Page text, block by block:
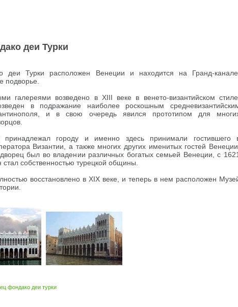
деи Турки
деи Турки расположен Венеции и находится на Гранд-
подворье.
галереями возведено в XIII веке в венето-византийском
в подражание наиболее роскошным
и в свою очередь явился прототипом для
принадлежал городу и именно здесь принимали гостившего
Византии, а также многих других именитых гостей
был во владении различных богатых семьей Венеции, c
стал собственностью турецкой общины.
восстановлено в XIX веке, и теперь в нем расположен
фондако деи турки